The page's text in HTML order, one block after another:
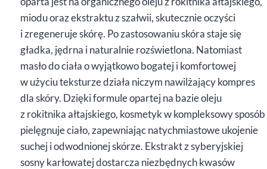
miodu oraz ekstraktu z szałwii, skutecznie oczyści
i zregeneruje skórę. Po zastosowaniu skóra staje się
gładka, jędrna i naturalnie rozświetlona. Natomiast
masło do ciała o wyjątkowo bogatej i komfortowej
w użyciu teksturze działa niczym nawilżający kompres
dla skóry. Dzięki formule opartej na bazie oleju
z rokitnika ałtajskiego, kosmetyk w kompleksowy sposób
pielęgnuje ciało, zapewniając natychmiastowe ukojenie
suchej i odwodnionej skórze. Ekstrakt z syberyjskiej
sosny karłowatej dostarcza niezbędnych kwasów